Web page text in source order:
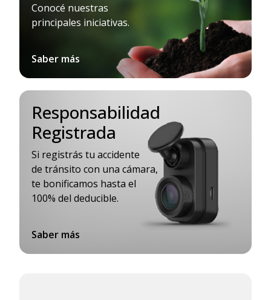
Conocé nuestras
principales iniciativas.
Saber más
Responsabilidad
Registrada
Si registrás tu accidente
de tránsito con una cámara,
te bonificamos hasta el
100% del deducible.
Saber más